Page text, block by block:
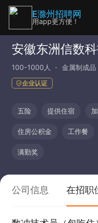
安徽东洲信数
100-1000人 金属制成品
企业认证
五险 提供住宿
住房公积金 工作餐
满勤奖
公司信息 在招职
E滁州招聘网
用app更方便！